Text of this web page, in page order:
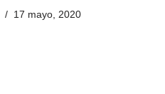
17 mayo, 2020